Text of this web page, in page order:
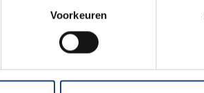
Voorkeuren